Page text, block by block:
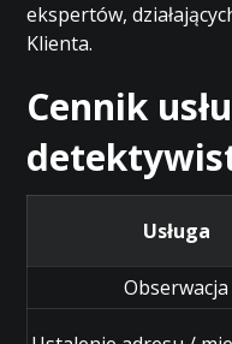
ekspertów,
Klienta.
Cennik
Usługa
Obserwacja